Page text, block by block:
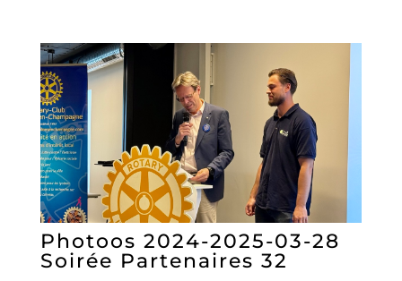
Photoos 2024-2025-03-28
Soirée Partenaires 32